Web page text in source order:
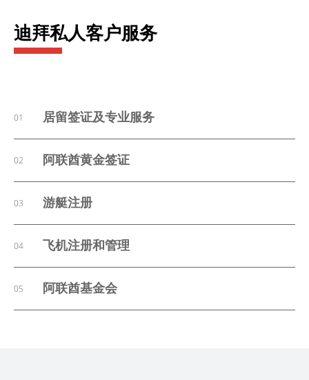
迪拜私人客户服务
01 居留签证及专业服务
02 阿联酋黄金签证
03 游艇注册
04 飞机注册和管理
05 阿联酋基金会